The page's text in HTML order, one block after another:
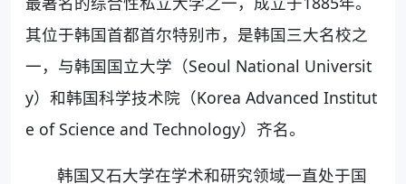
其位于韩国首都首尔特别市，是韩国三大名校之
一，与韩国国立大学（Seoul National Universit
y）和韩国科学技术院（Korea Advanced Institut
e of Science and Technology）齐名。
韩国又石大学在学术和研究领域一直处于国